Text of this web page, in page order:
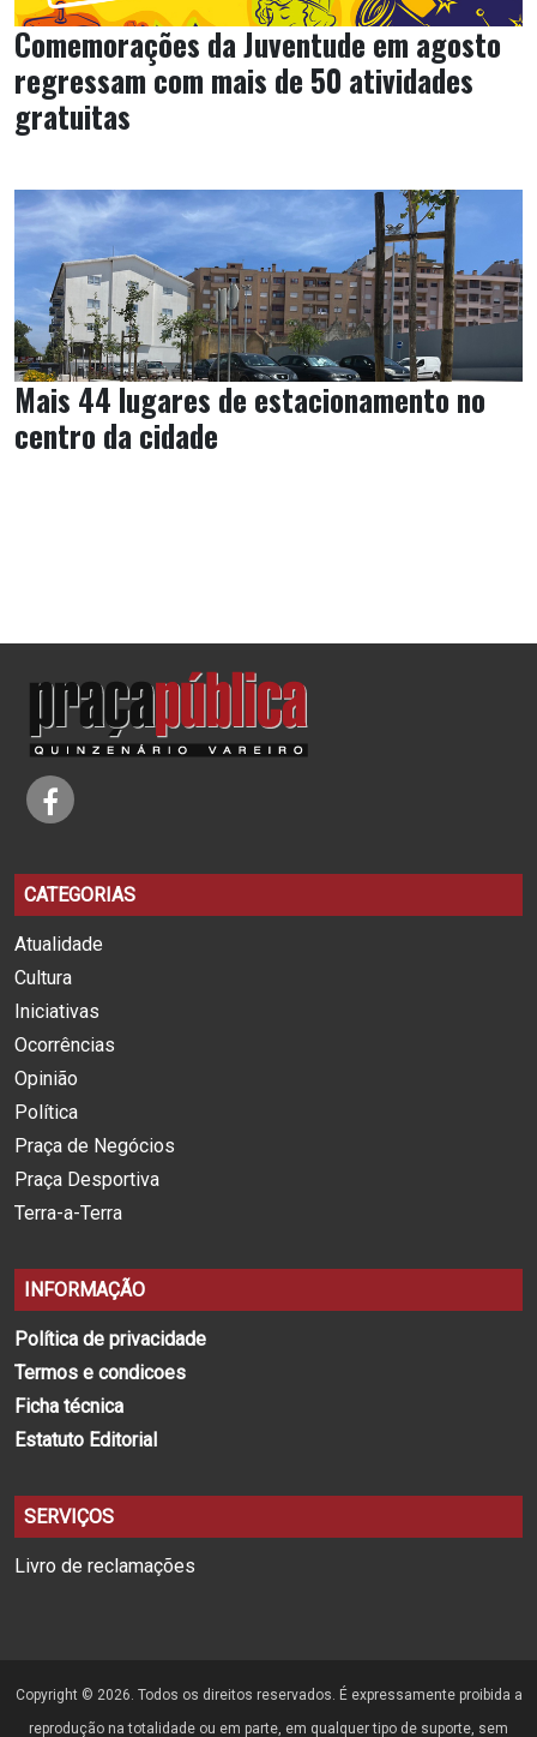
Comemorações da Juventude em agosto
regressam com mais de 50 atividades
gratuitas
Mais 44 lugares de estacionamento no
centro da cidade
CATEGORIAS
Atualidade
Cultura
Iniciativas
Ocorrências
Opinião
Política
Praça de Negócios
Praça Desportiva
Terra-a-Terra
INFORMAÇÃO
Política de privacidade
Termos e condicoes
Ficha técnica
Estatuto Editorial
SERVIÇOS
Livro de reclamações
Copyright © 2026. Todos os direitos reservados. É expressamente proibida a
reprodução na totalidade ou em parte, em qualquer tipo de suporte, sem